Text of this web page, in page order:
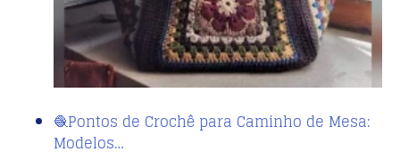
🧶Pontos de Crochê para Caminho de Mesa:
Modelos…